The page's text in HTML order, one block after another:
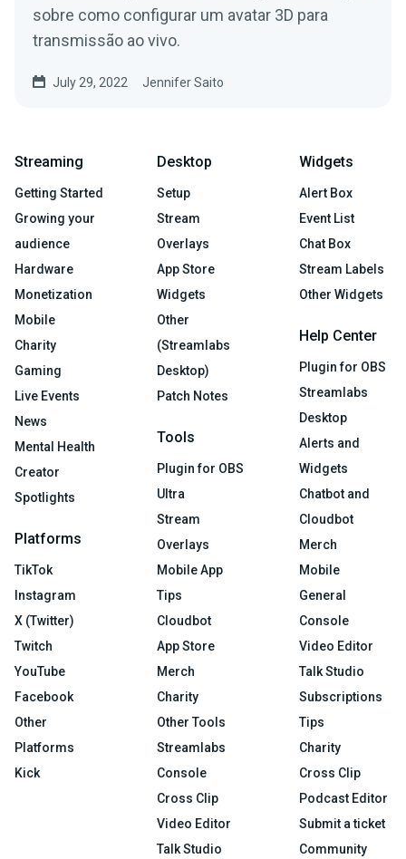
sobre como configurar um avatar 3D para
transmissão ao vivo.
July 29, 2022 Jennifer Saito
Streaming
Getting Started
Growing your
audience
Hardware
Monetization
Mobile
Charity
Gaming
Live Events
News
Mental Health
Creator
Spotlights
Platforms
TikTok
Instagram
X (Twitter)
Twitch
YouTube
Facebook
Other
Platforms
Kick
Desktop
Setup
Stream
Overlays
App Store
Widgets
Other
(Streamlabs
Desktop)
Patch Notes
Tools
Plugin for OBS
Ultra
Stream
Overlays
Mobile App
Tips
Cloudbot
App Store
Merch
Charity
Other Tools
Streamlabs
Console
Cross Clip
Video Editor
Talk Studio
Widgets
Alert Box
Event List
Chat Box
Stream Labels
Other Widgets
Help Center
Plugin for OBS
Streamlabs
Desktop
Alerts and
Widgets
Chatbot and
Cloudbot
Merch
Mobile
General
Console
Video Editor
Talk Studio
Subscriptions
Tips
Charity
Cross Clip
Podcast Editor
Submit a ticket
Community